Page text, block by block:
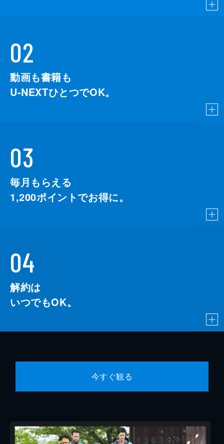
02
動画も書籍も
U-NEXTひとつでOK。
03
毎月もらえる
1,200ポイントでお得に。
04
解約は
いつでもOK。
今すぐ観る